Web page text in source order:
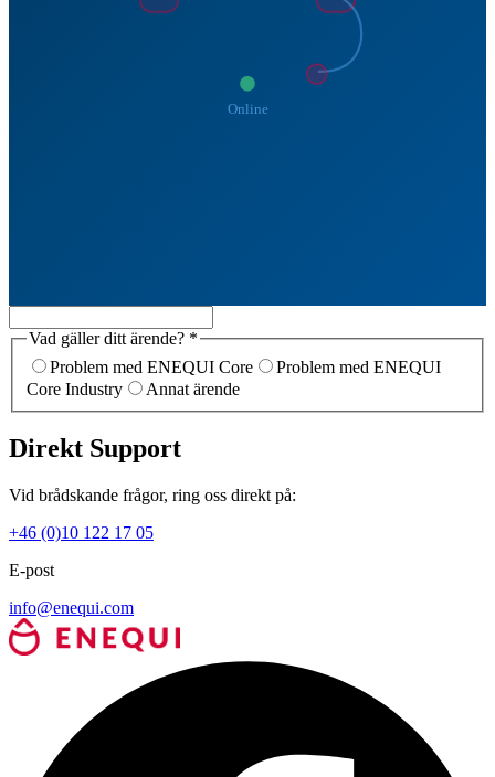
Online
Vad gäller ditt ärende? *
Problem med ENEQUI Core
Problem med ENEQUI
Core Industry
Annat ärende
Direkt Support
Vid brådskande frågor, ring oss direkt på:
+46 (0)10 122 17 05
E-post
info@enequi.com